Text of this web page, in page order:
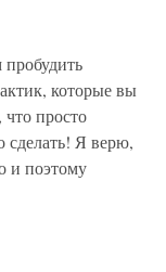
пробудить
которые вы
просто
сделать! Я верю,
и поэтому